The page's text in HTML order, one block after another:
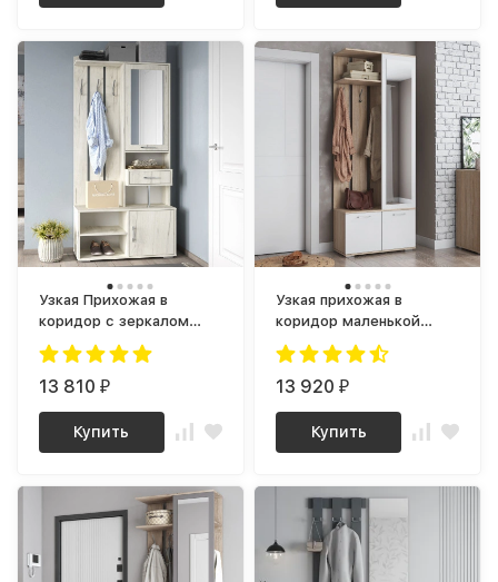
Узкая Прихожая в
коридор с зеркалом
ПР-05 ЛДСП дуб крафт
белый
13 810₽
Купить
Узкая прихожая в
коридор маленькой
квартиры с зеркалом
ПР-16 лайт ЛДСП
сонома / белый
13 920₽
Купить